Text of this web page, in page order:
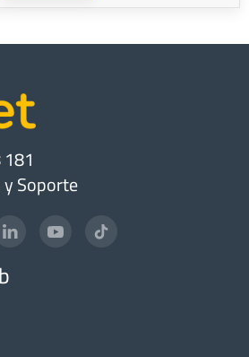
Soporte